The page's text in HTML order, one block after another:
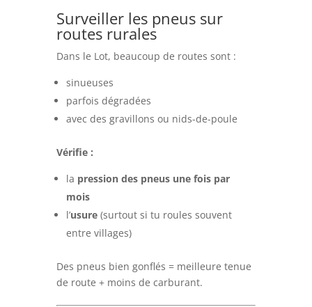
Surveiller les pneus sur
routes rurales
Dans le Lot, beaucoup de routes sont :
sinueuses
parfois dégradées
avec des gravillons ou nids-de-poule
Vérifie :
la pression des pneus une fois par
mois
l’usure(surtout si tu roules souvent
entre villages)
Des pneus bien gonflés = meilleure tenue
de route + moins de carburant.